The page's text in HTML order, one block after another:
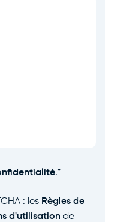
.*
: les Règles de
d'utilisation de